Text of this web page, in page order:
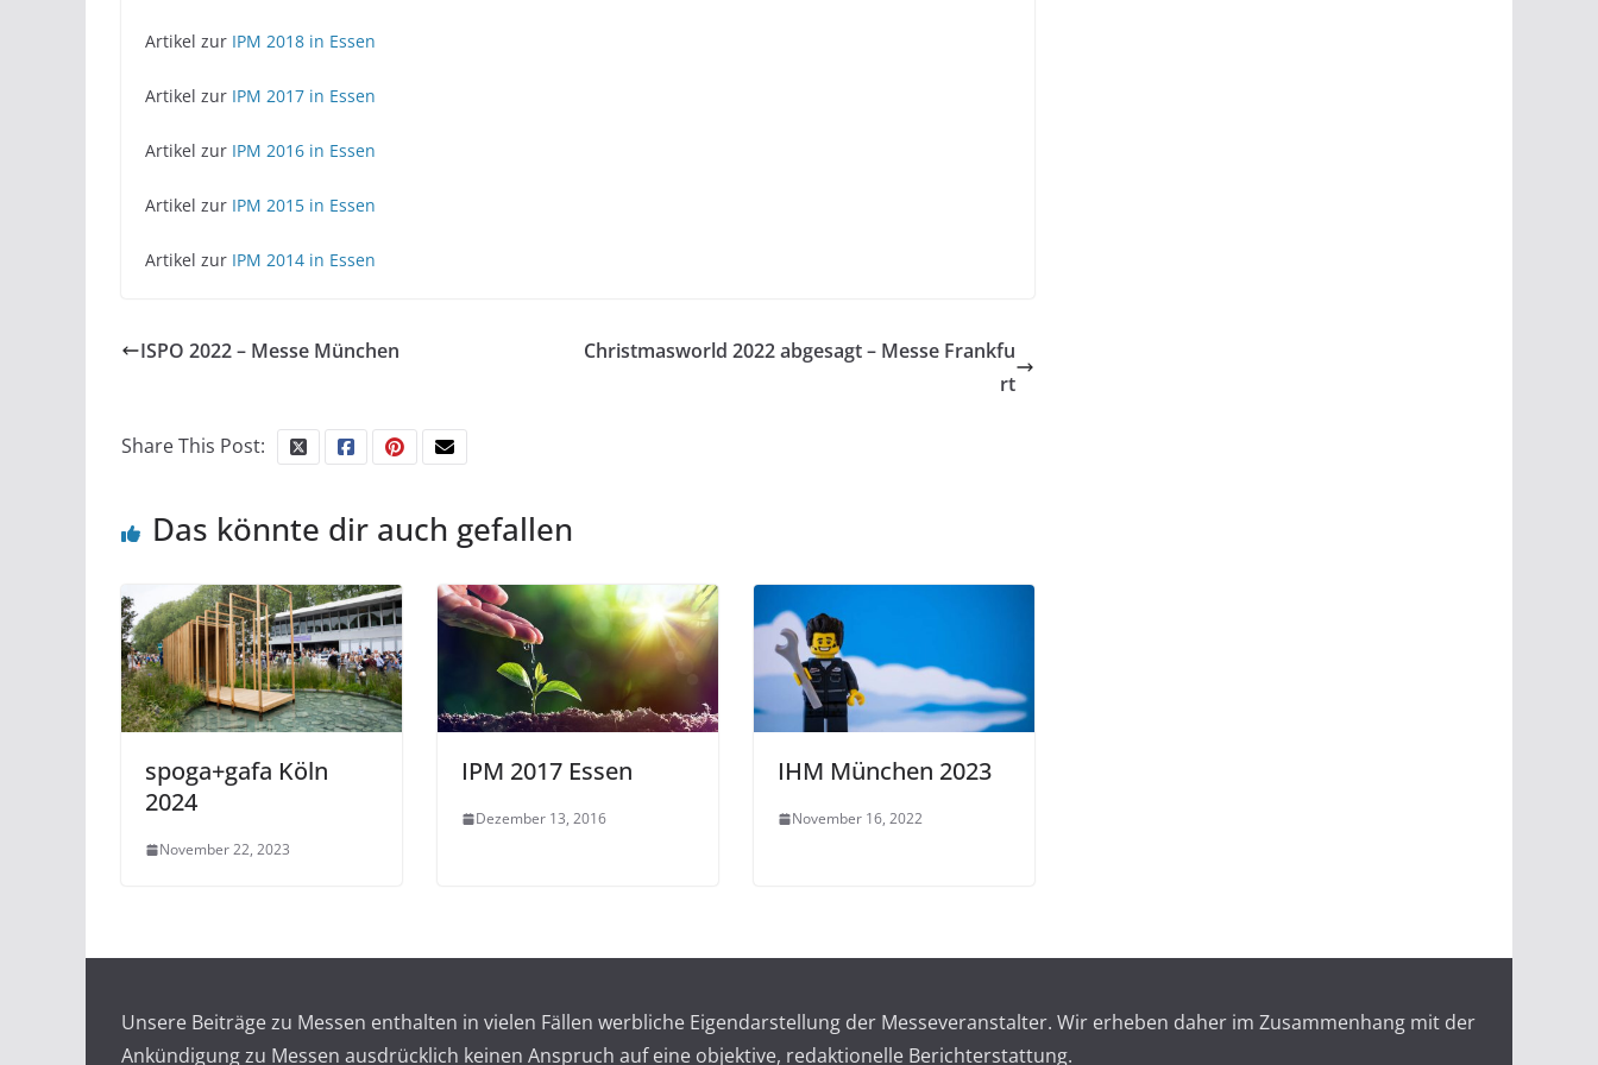
Artikel zur IPM 2018 in Essen
Artikel zur IPM 2017 in Essen
Artikel zur IPM 2016 in Essen
Artikel zur IPM 2015 in Essen
Artikel zur IPM 2014 in Essen
ISPO 2022 – Messe München
Christmasworld 2022 abgesagt – Messe Frankfu
rt
Share This Post:
Das könnte dir auch gefallen
spoga+gafa Köln
2024
November 22, 2023
IPM 2017 Essen
Dezember 13, 2016
IHM München 2023
November 16, 2022
Unsere Beiträge zu Messen enthalten in vielen Fällen werbliche Eigendarstellung der Messeveranstalter. Wir erheben daher im Zusammenhang mit der
Ankündigung zu Messen ausdrücklich keinen Anspruch auf eine objektive, redaktionelle Berichterstattung.